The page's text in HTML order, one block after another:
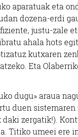
aparatuak eta
dozena-erdi
justu-zale
ahala hots
kutxaren
Eta
dugu» araua
duen
zergatik!).
Titiko umeei ere